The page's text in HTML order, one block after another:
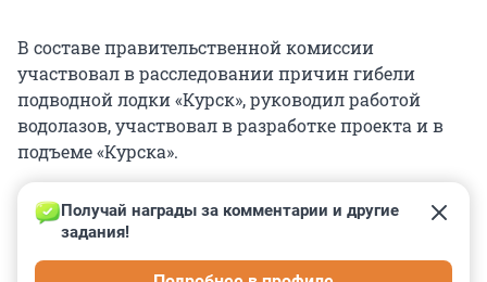
В составе правительственной комиссии
участвовал в расследовании причин гибели
подводной лодки «Курск», руководил работой
водолазов, участвовал в разработке проекта и в
подъеме «Курска».
Получай награды за комментарии и другие
задания!